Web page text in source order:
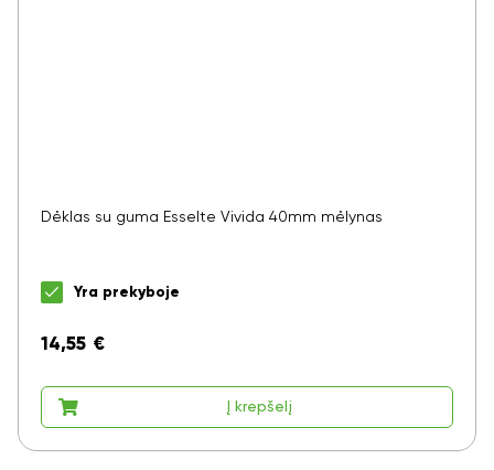
Dėklas su guma Esselte Vivida 40mm mėlynas
Yra prekyboje
14,55 €
Į krepšelį